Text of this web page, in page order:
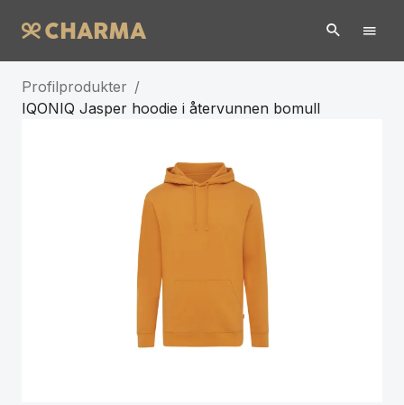
Profilprodukter /
IQONIQ Jasper hoodie i återvunnen bomull